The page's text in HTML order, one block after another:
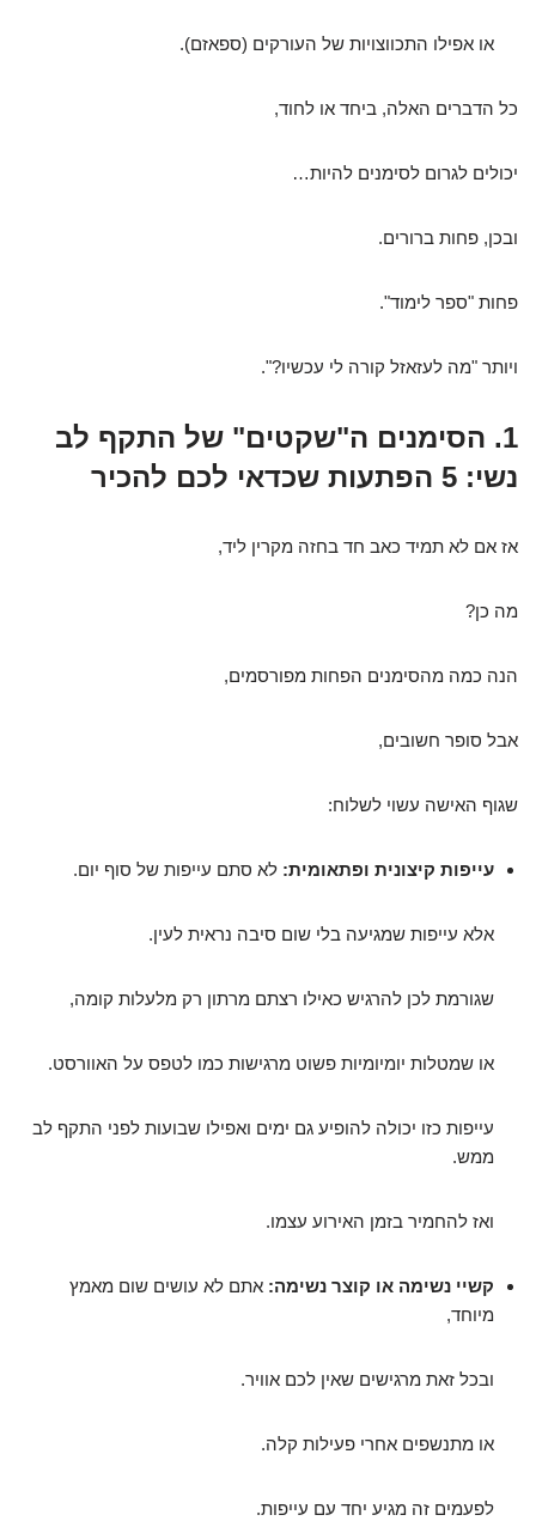
או אפילו התכווצויות של העורקים (ספאזם).
כל הדברים האלה, ביחד או לחוד,
יכולים לגרום לסימנים להיות…
ובכן, פחות ברורים.
פחות "ספר לימוד".
ויותר "מה לעזאזל קורה לי עכשיו?".
1. הסימנים ה"שקטים" של התקף לב
נשי: 5 הפתעות שכדאי לכם להכיר
אז אם לא תמיד כאב חד בחזה מקרין ליד,
מה כן?
הנה כמה מהסימנים הפחות מפורסמים,
אבל סופר חשובים,
שגוף האישה עשוי לשלוח:
עייפות קיצונית ופתאומית: לא סתם עייפות של סוף יום.
אלא עייפות שמגיעה בלי שום סיבה נראית לעין.
שגורמת לכן להרגיש כאילו רצתם מרתון רק מלעלות קומה,
או שמטלות יומיומיות פשוט מרגישות כמו לטפס על האוורסט.
עייפות כזו יכולה להופיע גם ימים ואפילו שבועות לפני התקף לב
ממש.
ואז להחמיר בזמן האירוע עצמו.
קשיי נשימה או קוצר נשימה: אתם לא עושים שום מאמץ
מיוחד,
ובכל זאת מרגישים שאין לכם אוויר.
או מתנשפים אחרי פעילות קלה.
לפעמים זה מגיע יחד עם עייפות.